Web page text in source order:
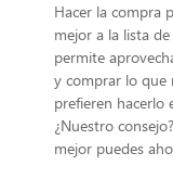
Hacer la compra
mejor a la lista
permite
y comprar lo que
prefieren hacerlo
¿Nuestro
mejor puedes